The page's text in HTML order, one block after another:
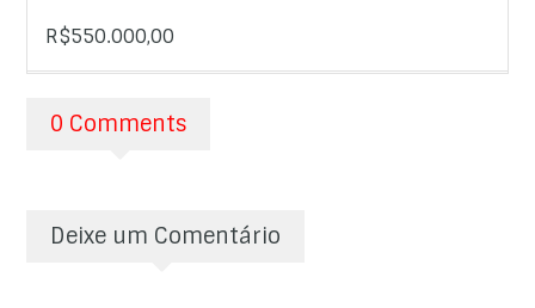
R$550.000,00
0 Comments
Deixe um Comentário